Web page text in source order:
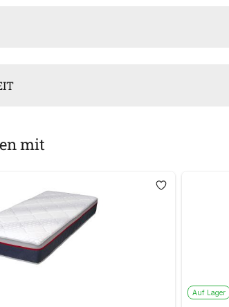
mit
Auf Lager